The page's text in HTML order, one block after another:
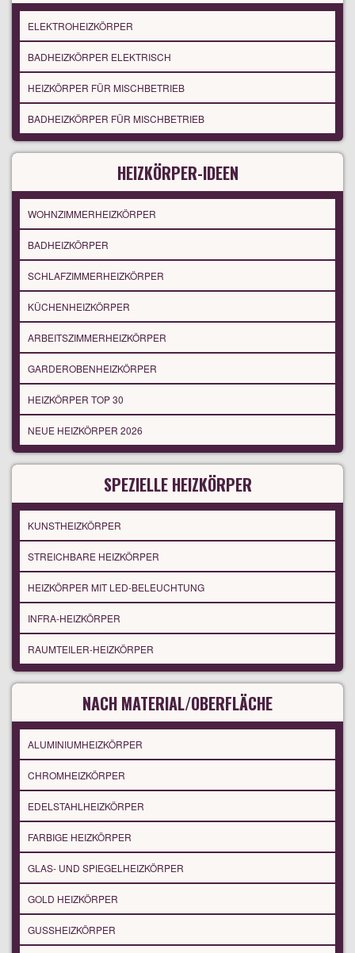
ELEKTROHEIZKÖRPER
BADHEIZKÖRPER ELEKTRISCH
HEIZKÖRPER FÜR MISCHBETRIEB
BADHEIZKÖRPER FÜR MISCHBETRIEB
HEIZKÖRPER-IDEEN
WOHNZIMMERHEIZKÖRPER
BADHEIZKÖRPER
SCHLAFZIMMERHEIZKÖRPER
KÜCHENHEIZKÖRPER
ARBEITSZIMMERHEIZKÖRPER
GARDEROBENHEIZKÖRPER
HEIZKÖRPER TOP 30
NEUE HEIZKÖRPER 2026
SPEZIELLE HEIZKÖRPER
KUNSTHEIZKÖRPER
STREICHBARE HEIZKÖRPER
HEIZKÖRPER MIT LED-BELEUCHTUNG
INFRA-HEIZKÖRPER
RAUMTEILER-HEIZKÖRPER
NACH MATERIAL/OBERFLÄCHE
ALUMINIUMHEIZKÖRPER
CHROMHEIZKÖRPER
EDELSTAHLHEIZKÖRPER
FARBIGE HEIZKÖRPER
GLAS- UND SPIEGELHEIZKÖRPER
GOLD HEIZKÖRPER
GUSSHEIZKÖRPER